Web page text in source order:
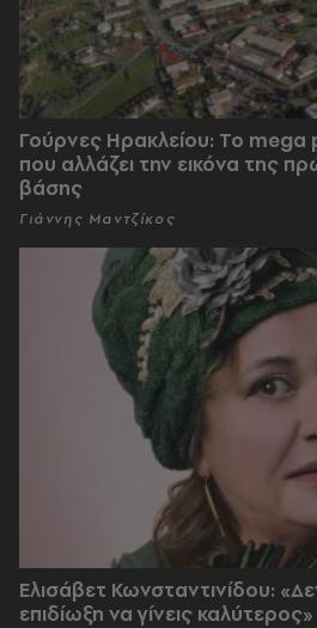
Γούρνες Ηρακλείου: To
που αλλάζει την εικόνα της
βάσης
Γιάννης Μαντζίκος
Ελισάβετ Κωνσταντινίδου:
επιδίωξη να γίνεις καλύτερος»